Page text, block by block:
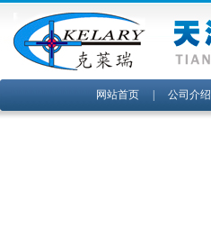
网站首页 公司介绍